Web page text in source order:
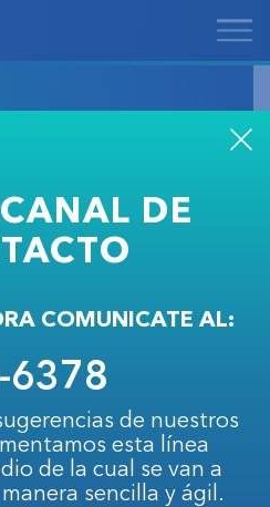
DE
COMUNICATE AL:
6378
de nuestros
esta línea
de la cual se van a
sencilla y ágil.